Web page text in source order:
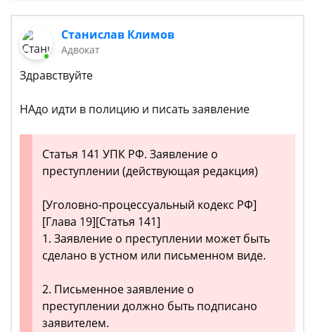
Станислав Климов
Адвокат
Здравствуйте
НАдо идти в полицию и писать заявление
Статья 141 УПК РФ. Заявление о
преступлении (действующая редакция)
[Уголовно-процессуальный кодекс РФ]
[Глава 19][Статья 141]
1. Заявление о преступлении может быть
сделано в устном или письменном виде.
2. Письменное заявление о
преступлении должно быть подписано
заявителем.